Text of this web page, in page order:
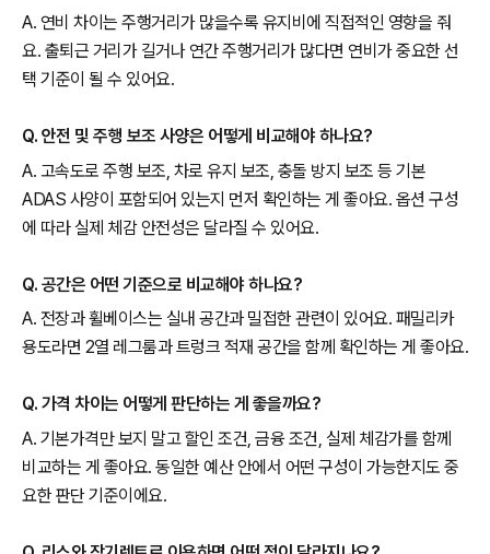
A. 연비 차이는 주행거리가 많을수록 유지비에 직접적인 영향을 줘
요. 출퇴근 거리가 길거나 연간 주행거리가 많다면 연비가 중요한 선
택 기준이 될 수 있어요.
Q. 안전 및 주행 보조 사양은 어떻게 비교해야 하나요?
A. 고속도로 주행 보조, 차로 유지 보조, 충돌 방지 보조 등 기본
ADAS 사양이 포함되어 있는지 먼저 확인하는 게 좋아요. 옵션 구성
에 따라 실제 체감 안전성은 달라질 수 있어요.
Q. 공간은 어떤 기준으로 비교해야 하나요?
A. 전장과 휠베이스는 실내 공간과 밀접한 관련이 있어요. 패밀리카
용도라면 2열 레그룸과 트렁크 적재 공간을 함께 확인하는 게 좋아요.
Q. 가격 차이는 어떻게 판단하는 게 좋을까요?
A. 기본가격만 보지 말고 할인 조건, 금융 조건, 실제 체감가를 함께
비교하는 게 좋아요. 동일한 예산 안에서 어떤 구성이 가능한지도 중
요한 판단 기준이에요.